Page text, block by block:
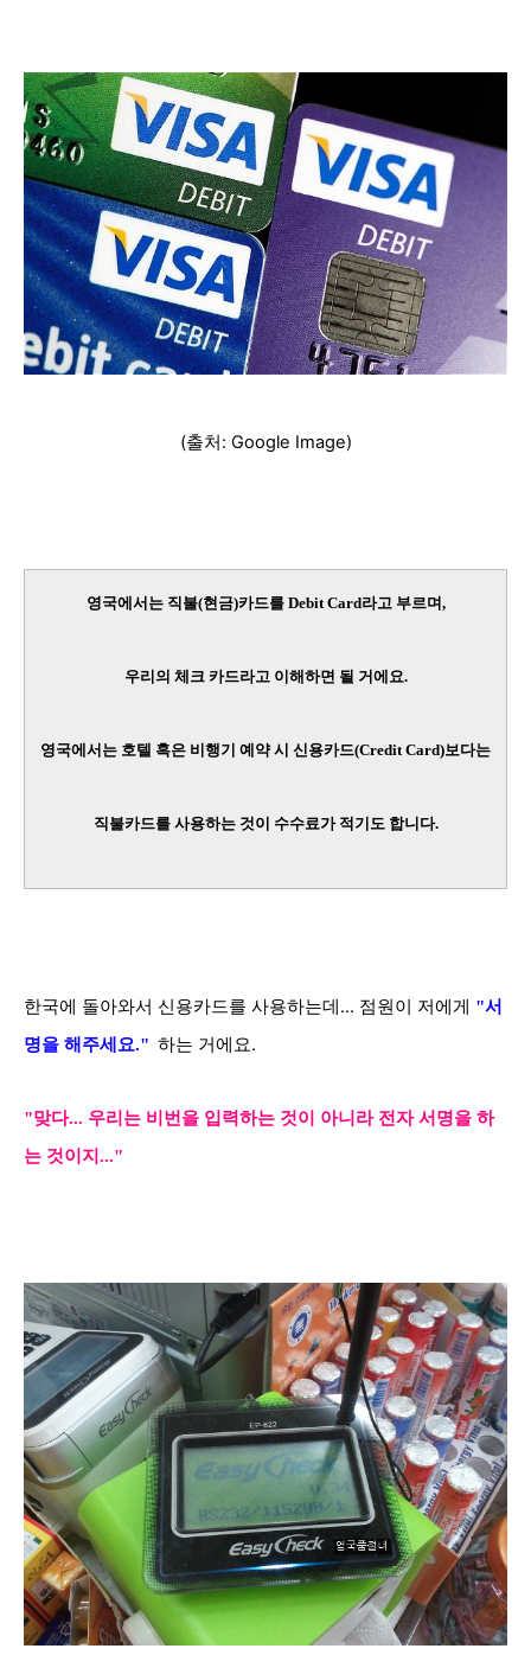
(출처: Google Image)
영국에서는 직불(현금)카드를 Debit Card라고 부르며,
우리의 체크 카드라고 이해하면 될 거에요.
영국에서는 호텔 혹은 비행기 예약 시 신용카드(Credit Card)보다는
직불카드를 사용하는 것이 수수료가 적기도 합니다.
한국에 돌아와서 신용카드를 사용하는데... 점원이 저에게 "서
명을 해주세요." 하는 거에요.
"맞다... 우리는 비번을 입력하는 것이 아니라 전자서명을 하
는 것이지..."